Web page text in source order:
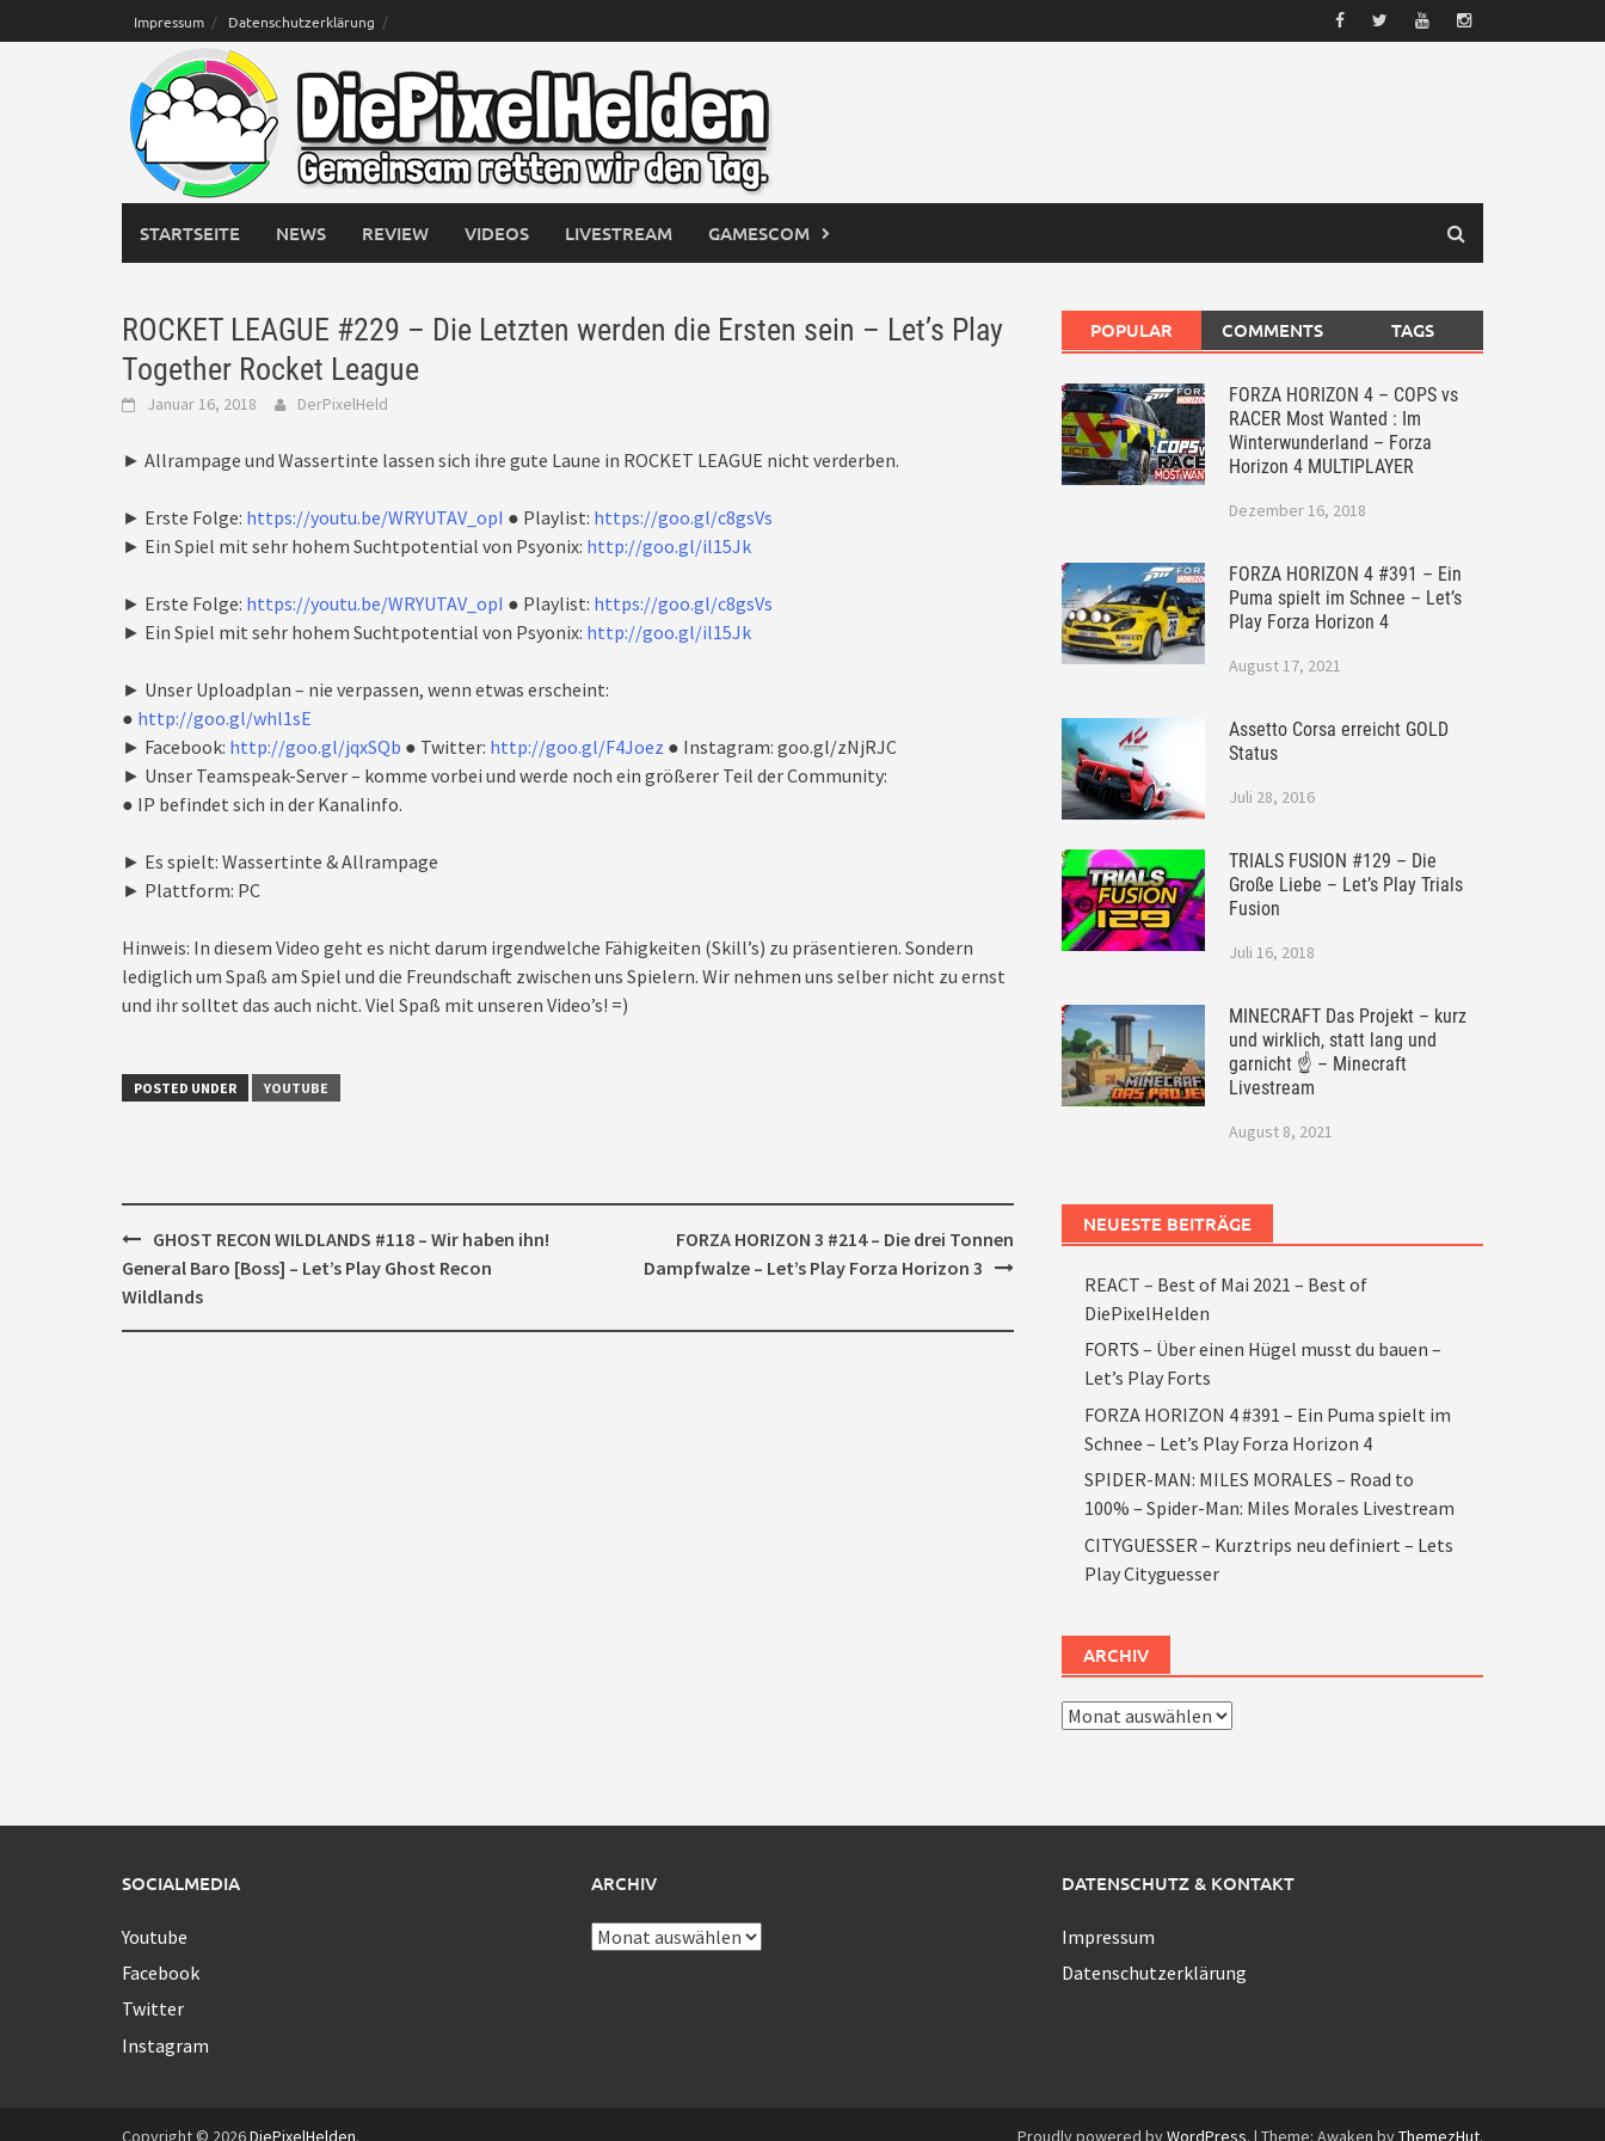
to
Impressum Datenschutzerklärung
STARTSEITE NEWS REVIEW VIDEOS LIVESTREAM GAMESCOM
ROCKET LEAGUE #229 – Die Letzten werden die Ersten sein – Let’s Play
Together Rocket League
Januar 16, 2018 DerPixelHeld
► Allrampage und Wassertinte lassen sich ihre gute Laune in ROCKET LEAGUE nicht verderben.
► Erste Folge: https://youtu.be/WRYUTAV_opI ● Playlist: https://goo.gl/c8gsVs
► Ein Spiel mit sehr hohem Suchtpotential von Psyonix: http://goo.gl/il15Jk
► Erste Folge: https://youtu.be/WRYUTAV_opI ● Playlist: https://goo.gl/c8gsVs
► Ein Spiel mit sehr hohem Suchtpotential von Psyonix: http://goo.gl/il15Jk
► Unser Uploadplan – nie verpassen, wenn etwas erscheint:
● http://goo.gl/whl1sE
► Facebook: http://goo.gl/jqxSQb ● Twitter: http://goo.gl/F4Joez ● Instagram: goo.gl/zNjRJC
► Unser Teamspeak-Server – komme vorbei und werde noch ein größerer Teil der Community:
● IP befindet sich in der Kanalinfo.
► Es spielt: Wassertinte & Allrampage
► Plattform: PC
Hinweis: In diesem Video geht es nicht darum irgendwelche Fähigkeiten (Skill’s) zu präsentieren. Sondern
lediglich um Spaß am Spiel und die Freundschaft zwischen uns Spielern. Wir nehmen uns selber nicht zu ernst
und ihr solltet das auch nicht. Viel Spaß mit unseren Video’s! =)
POSTED UNDER YOUTUBE
Post
navigation
GHOST RECON WILDLANDS #118 – Wir haben ihn!
General Baro [Boss] – Let’s Play Ghost Recon
Wildlands
FORZA HORIZON 3 #214 – Die drei Tonnen
Dampfwalze – Let’s Play Forza Horizon 3
POPULAR COMMENTS TAGS
FORZA HORIZON 4 – COPS vs
RACER Most Wanted : Im
Winterwunderland – Forza
Horizon 4 MULTIPLAYER
Dezember 16, 2018
FORZA HORIZON 4 #391 – Ein
Puma spielt im Schnee – Let’s
Play Forza Horizon 4
August 17, 2021
Assetto Corsa erreicht GOLD
Status
Juli 28, 2016
TRIALS FUSION #129 – Die
Große Liebe – Let’s Play Trials
Fusion
Juli 16, 2018
MINECRAFT Das Projekt – kurz
und wirklich, statt lang und
garnicht ☝ – Minecraft
Livestream
August 8, 2021
NEUESTE BEITRÄGE
REACT – Best of Mai 2021 – Best of
DiePixelHelden
FORTS – Über einen Hügel musst du bauen –
Let’s Play Forts
FORZA HORIZON 4 #391 – Ein Puma spielt im
Schnee – Let’s Play Forza Horizon 4
SPIDER-MAN: MILES MORALES – Road to
100% – Spider-Man: Miles Morales Livestream
CITYGUESSER – Kurztrips neu definiert – Lets
Play Cityguesser
ARCHIV
Archiv
SOCIALMEDIA
Youtube
Facebook
Twitter
Instagram
ARCHIV
Archiv
DATENSCHUTZ & KONTAKT
Impressum
Datenschutzerklärung
Copyright © 2026DiePixelHelden. Proudly powered byWordPress. | Theme: Awaken byThemezHut.